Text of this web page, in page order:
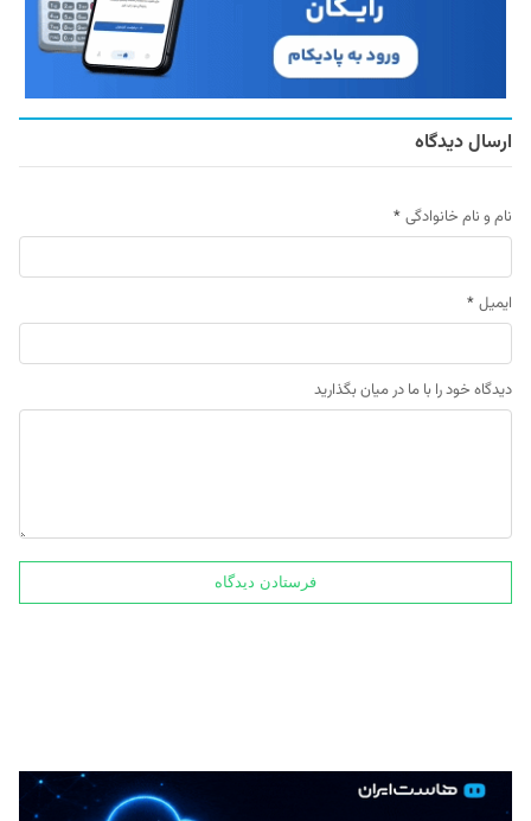
ارسال دیدگاه
نام و نام خانوادگی *
ایمیل *
دیدگاه خود را با ما در میان بگذارید